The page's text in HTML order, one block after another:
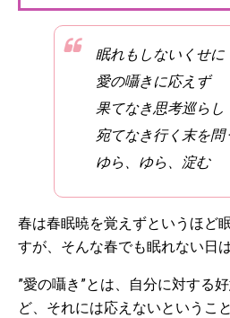
眠れもしないくせに
愛の囁きに応えず
果てなき思考巡らし
宛てなき行く末を問
ゆら、ゆら、淀む
春は春眠暁を覚えずというほど
すが、そんな春でも眠れない日
”愛の囁き”とは、自分に対する
ど、それには応えないというこ